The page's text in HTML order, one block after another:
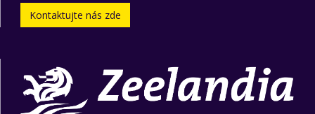
Kontaktujte nás zde